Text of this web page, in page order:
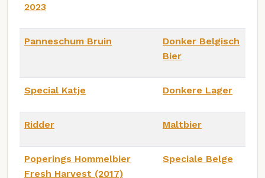
2023
Panneschum Bruin
Donker Belgisch
Bier
Special Katje Donkere Lager
Ridder Maltbier
Poperings Hommelbier
Fresh Harvest (2017)
Speciale Belge